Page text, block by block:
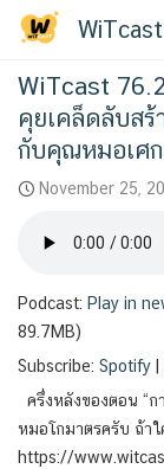
Skip
WiTcast
Tag: มานุษยวิท
WiTcast
คุยเคล็ดลับสร้
กับคุณหมอเศก
November 25,
Podcast: Play in
89.7MB)
Subscribe: Spotify
ครึ่งหลังของตอน “
หมอโกมาตรครับ ถ้า
https://